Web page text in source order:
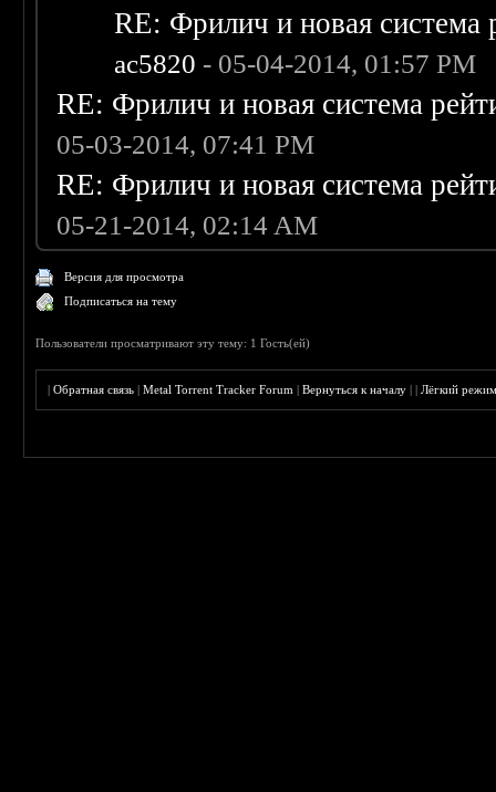
RE: Фрилич и новая система
ac5820 - 05-04-2014, 01:57 PM
RE: Фрилич и новая система
05-03-2014, 07:41 PM
RE: Фрилич и новая система
05-21-2014, 02:14 AM
Версия для просмотра
Подписаться на тему
Пользователи просматривают эту тему: 1 Гость(ей)
|Обратная связь |Metal Torrent Tracker Forum |Вернуться к началу ||Лёгкий